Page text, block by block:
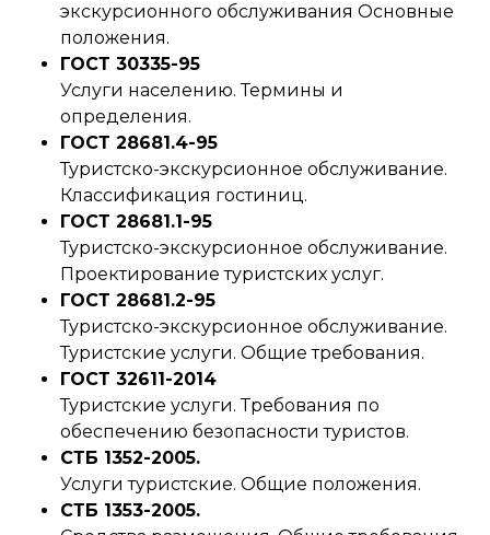
экскурсионного обслуживания Основные
положения.
ГОСТ 30335-95
Услуги населению. Термины и
определения.
ГОСТ 28681.4-95
Туристско-экскурсионное обслуживание.
Классификация гостиниц.
ГОСТ 28681.1-95
Туристско-экскурсионное обслуживание.
Проектирование туристских услуг.
ГОСТ 28681.2-95
Туристско-экскурсионное обслуживание.
Туристские услуги. Общие требования.
ГОСТ 32611-2014
Туристские услуги. Требования по
обеспечению безопасности туристов.
СТБ 1352-2005.
Услуги туристские. Общие положения.
СТБ 1353-2005.